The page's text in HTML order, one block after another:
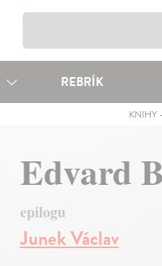
REBRÍK
KNIHY-
Edvard
epilogu
Junek Václav